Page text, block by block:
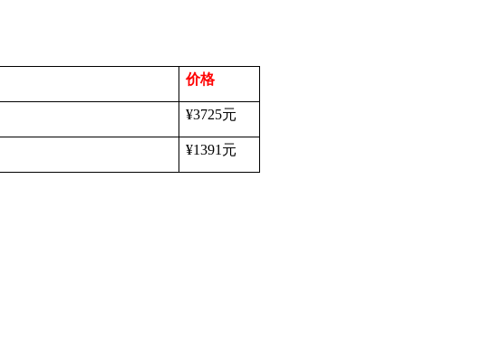
价格
¥3725元
¥1391 元